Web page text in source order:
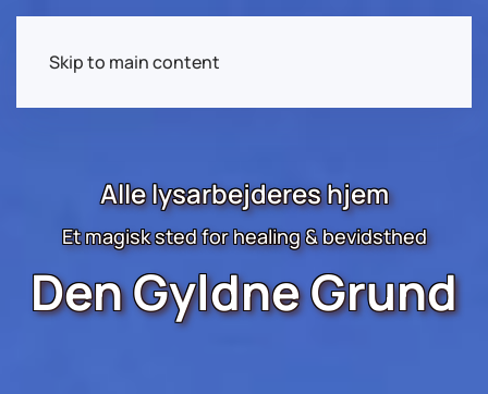
Skip to main content
Alle lysarbejderes hjem
Et magisk sted for healing & bevidsthed
Den Gyldne Grund